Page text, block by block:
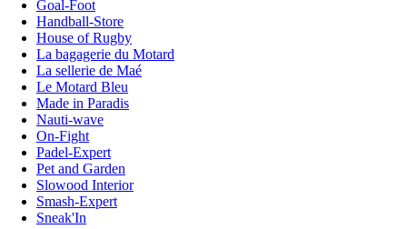
Goal-Foot
Handball-Store
House of Rugby
La bagagerie du Motard
La sellerie de Maé
Le Motard Bleu
Made in Paradis
Nauti-wave
On-Fight
Padel-Expert
Pet and Garden
Slowood Interior
Smash-Expert
Sneak'In